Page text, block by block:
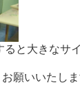
ると大きなサ
願いいたしま